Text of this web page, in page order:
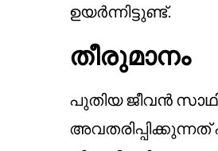
ഉയർന്നിട്ടുണ്ട്.
തീരുമാനം
പുതിയ ജീവൻ സാഥി